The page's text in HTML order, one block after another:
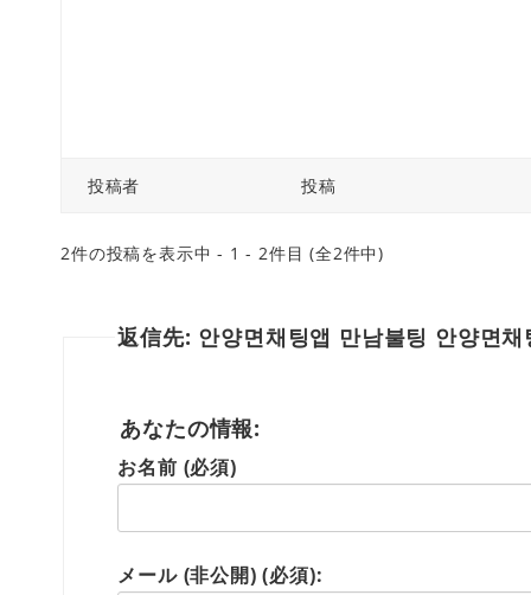
投稿者 投稿
2件の投稿を表示中 - 1 - 2件目 (全2件中)
返信先: 안양면채팅앱 만남불팅 안양면채
あなたの情報:
お名前 (必須)
メール (非公開) (必須):